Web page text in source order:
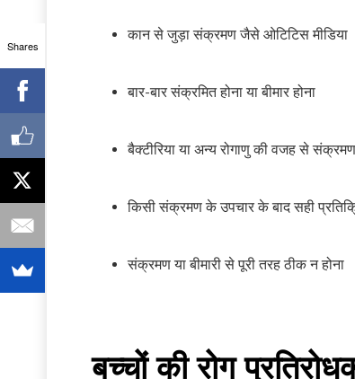
कान से जुड़ा संक्रमण जैसे ओटिटिस मीडिया
बार-बार संक्रमित होना या बीमार होना
बैक्टीरिया या अन्य रोगाणु की वजह से संक्रमण
किसी संक्रमण के उपचार के बाद सही
संक्रमण या बीमारी से पूरी तरह ठीक न होना
बच्चों की रोग
Shares